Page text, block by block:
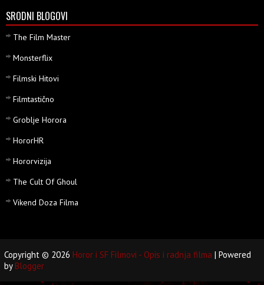
SRODNI BLOGOVI
The Film Master
Monsterflix
Filmski Hitovi
Filmtastično
Groblje Horora
HororHR
Hororvizija
The Cult Of Ghoul
Vikend Doza Filma
Copyright © 2026 Horor i SF Filmovi - Opis i radnja filma | Powered
byBlogger